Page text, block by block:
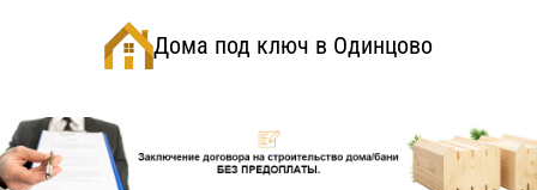
Дома под ключ в Одинцово